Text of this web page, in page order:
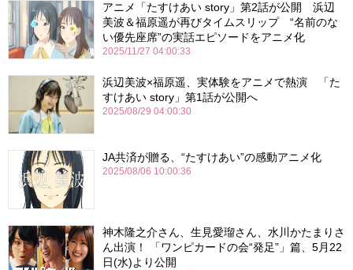
アニメ「たすけあい story」第2話が公開 浜辺
美波＆福原遥が再びタイムスリップ “名前のな
い優先座席”の実話エピソードをアニメ化
2025/11/27 04:00:33
浜辺美波×福原遥、実体験をアニメで熱演 「た
すけあい story」第1話が公開へ
2025/08/29 04:00:30
JA共済が贈る、“たすけあい”の感動アニメ化
2025/08/06 10:00:36
神木隆之介さん、生見愛瑠さん、水川かたまりさ
ん出演！ 「ワンピカードの会“発足”」篇、5月22
日(水)より公開